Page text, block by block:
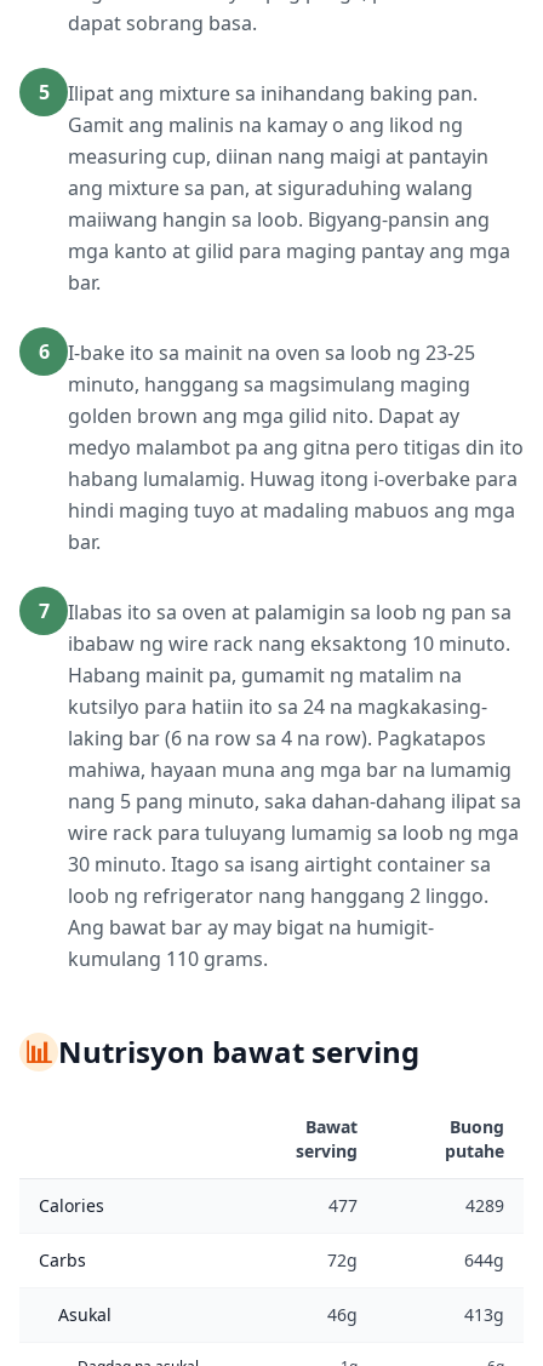
dapat sobrang basa.
5
Ilipat ang mixture sa inihandang baking pan.
Gamit ang malinis na kamay o ang likod ng
measuring cup, diinan nang maigi at pantayin
ang mixture sa pan, at siguraduhing walang
maiiwang hangin sa loob. Bigyang-pansin ang
mga kanto at gilid para maging pantay ang mga
bar.
6
I-bake ito sa mainit na oven sa loob ng 23-25
minuto, hanggang sa magsimulang maging
golden brown ang mga gilid nito. Dapat ay
medyo malambot pa ang gitna pero titigas din ito
habang lumalamig. Huwag itong i-overbake para
hindi maging tuyo at madaling mabuos ang mga
bar.
7
Ilabas ito sa oven at palamigin sa loob ng pan sa
ibabaw ng wire rack nang eksaktong 10 minuto.
Habang mainit pa, gumamit ng matalim na
kutsilyo para hatiin ito sa 24 na magkakasing-
laking bar (6 na row sa 4 na row). Pagkatapos
mahiwa, hayaan muna ang mga bar na lumamig
nang 5 pang minuto, saka dahan-dahang ilipat sa
wire rack para tuluyang lumamig sa loob ng mga
30 minuto. Itago sa isang airtight container sa
loob ng refrigerator nang hanggang 2 linggo.
Ang bawat bar ay may bigat na humigit-
kumulang 110 grams.
📊Nutrisyon bawat serving
Bawat
serving
Buong
putahe
Calories 477 4289
Carbs 72g 644g
Asukal 46g 413g